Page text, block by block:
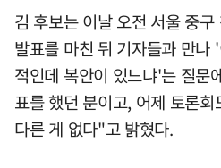
김 후보는 이날 오전 서울 중
발표를 마친 뒤 기자들과 만나
적인데 복안이 있느냐'는 질문
표를 했던 분이고, 어제 토론
다른 게 없다"고 밝혔다.